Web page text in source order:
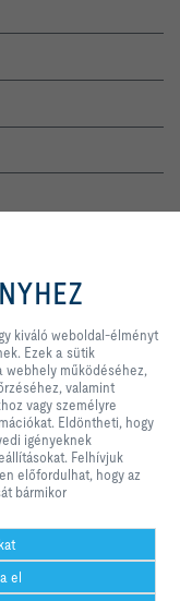
+ CEE GmbH
weboldal-
valamint
kizárólag
Eldöntheti,
kívánja
figyelmét,
az oldal
kiváló weboldal-élményt
Ezek a sütik
webhely működéséhez,
valamint
vagy személyre
Eldöntheti, hogy
igényeknek
Felhívjuk
előfordulhat, hogy az
bármikor
el